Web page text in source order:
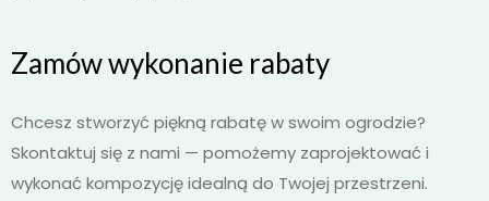
Zamów wykonanie rabaty
Chcesz stworzyć piękną rabatę w swoim ogrodzie?
Skontaktuj się z nami — pomożemy zaprojektować i
wykonać kompozycję idealną do Twojej przestrzeni.